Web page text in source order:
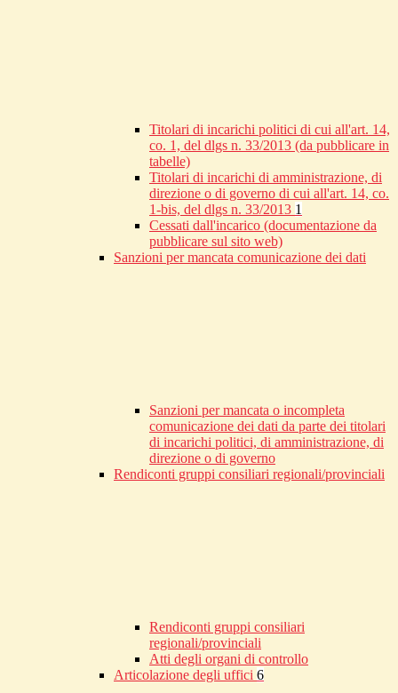
Titolari di incarichi politici di cui all'art. 14,
co. 1, del dlgs n. 33/2013 (da pubblicare in
tabelle)
Titolari di incarichi di amministrazione, di
direzione o di governo di cui all'art. 14, co.
1-bis, del dlgs n. 33/2013 1
Cessati dall'incarico (documentazione da
pubblicare sul sito web)
Sanzioni per mancata comunicazione dei dati
Sanzioni per mancata o incompleta
comunicazione dei dati da parte dei titolari
di incarichi politici, di amministrazione, di
direzione o di governo
Rendiconti gruppi consiliari regionali/provinciali
Rendiconti gruppi consiliari
regionali/provinciali
Atti degli organi di controllo
Articolazione degli uffici 6